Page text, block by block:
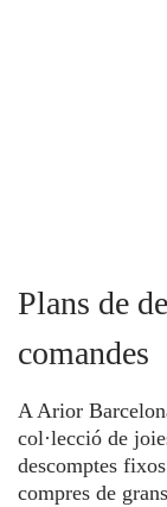
Plans de
comandes
A Arior
col·lecció de
descomptes
compres de